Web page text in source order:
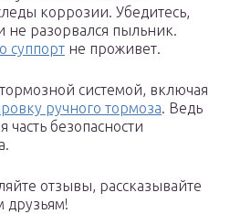
коррозии. Убедитесь,
не разорвался пыльник.
суппорт не проживет.
системой, включая
ручного тормоза. Ведь
часть безопасности
отзывы, рассказывайте
друзьям!